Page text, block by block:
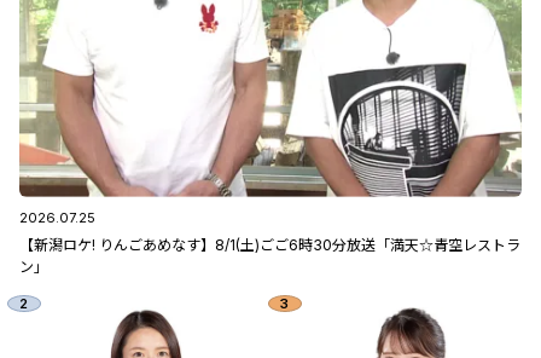
2026.07.25
【新潟ロケ! りんごあめなす】8/1(土)ごご6時30分放送「満天☆青空レストラ
ン」